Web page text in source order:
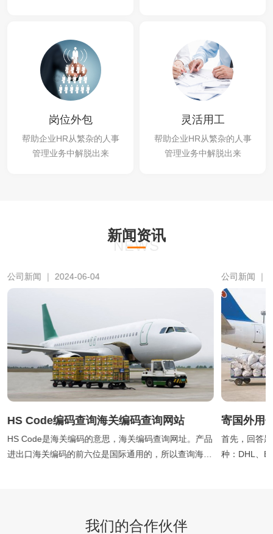
事交给专业的服务
岗位外包
帮助企业HR从繁杂的人事
管理业务中解脱出来
灵活用工
帮助企业HR从繁杂的人事
管理业务中解脱出来
新闻资讯
NEWS
公司新闻 ｜ 2024-06-04
HS Code编码查询海关编码查询网站
HS Code是海关编码的意思，海关编码查询网址。产品
进出口海关编码的前六位是国际通用的，所以查询海关
公司新闻 ｜
寄国外用
首先，回答
种：DHL、
我们的合作伙伴